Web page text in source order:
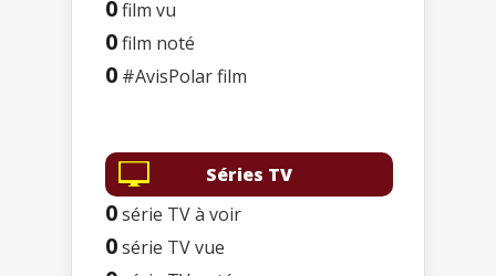
0film vu
0film noté
0 #AvisPolar film
Séries TV
0série TV à voir
0série TV vue